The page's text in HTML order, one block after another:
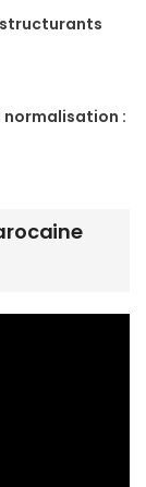
structurants
: